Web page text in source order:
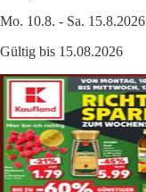
Mo. 10.8. - Sa. 15.8.2026
Gültig bis 15.08.2026